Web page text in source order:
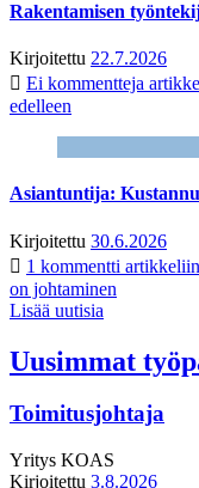
Rakentamisen
Kirjoitettu 22.7.2026
Ei kommentteja
edelleen
Asiantuntija:
Kirjoitettu 30.6.2026
1 kommentti
on johtaminen
Lisää uutisia
Uusimmat
Toimitusjohtaja
Yritys KOAS
Kirjoitettu 3.8.2026